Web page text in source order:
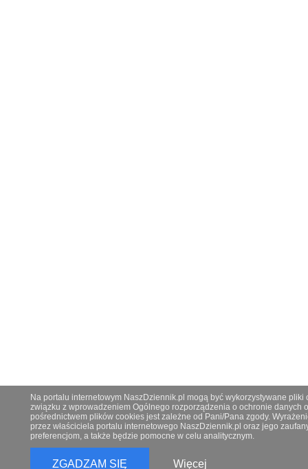
Na portalu internetowym NaszDziennik.pl mogą być wykorzystywane
związku z wprowadzeniem Ogólnego rozporządzenia o ochronie danych
pośrednictwem plików cookies jest zależne od Pani/Pana zgody.
przez właściciela portalu internetowego NaszDziennik.pl oraz jego
preferencjom, a także będzie pomocne w celu analitycznym.
ZGADZAM SIĘ Więcej